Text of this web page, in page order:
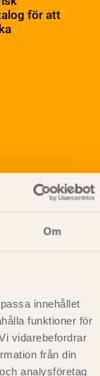
Om
innehållet
funktioner för
vidarebefordrar
från din
analysföretag
för att